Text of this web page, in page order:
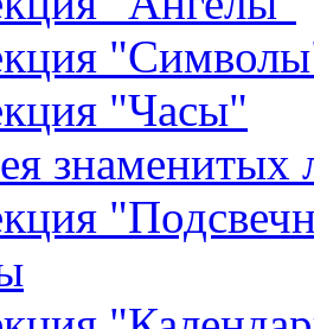
"Часы"
знаменитых